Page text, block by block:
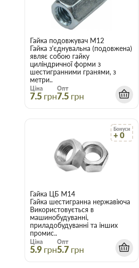
Гайка подовжувач М12
Гайка з'єднувальна (подовжена)
являє собою гайку
циліндричної форми з
шестигранними гранями, з
метри..
Ціна
7.5 грн
Опт
7.5 грн
Бонуси
+ 0
Гайка ЦБ М14
Гайка шестигранна нержавіюча
Використовується в
машинобудуванні,
приладобудуванні та інших
промис..
Ціна
5.9 грн
Опт
5.7 грн